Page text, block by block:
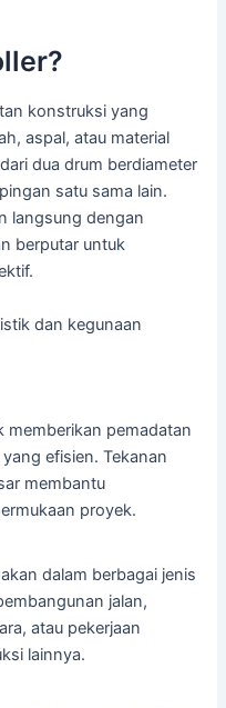
konstruksi yang
aspal, atau material
dua drum berdiameter
satu sama lain.
langsung dengan
berputar untuk
dan kegunaan
memberikan pemadatan
efisien. Tekanan
membantu
proyek.
dalam berbagai jenis
jalan,
atau pekerjaan
lainnya.